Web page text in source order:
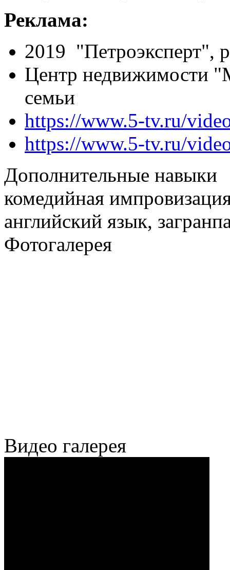
Реклама:
2019 "Петроэксперт",
Центр недвижимости
семьи
https://www.5-tv.ru/
https://www.5-tv.ru/
Дополнительные навыки
комедийная
английский язык,
Фотогалерея
Видео галерея